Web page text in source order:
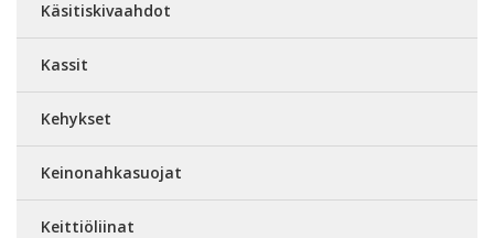
Käsitiskivaahdot
Kassit
Kehykset
Keinonahkasuojat
Keittiöliinat